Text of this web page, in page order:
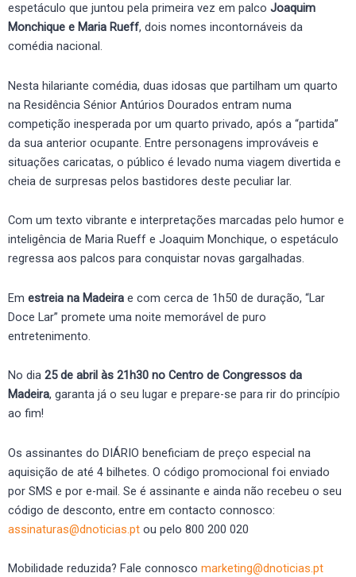
espetáculo que juntou pela primeira vez em palco Joaquim
Monchique e Maria Rueff, dois nomes incontornáveis da
comédia nacional.
Nesta hilariante comédia, duas idosas que partilham um quarto
na Residência Sénior Antúrios Dourados entram numa
competição inesperada por um quarto privado, após a “partida”
da sua anterior ocupante. Entre personagens improváveis e
situações caricatas, o público é levado numa viagem divertida e
cheia de surpresas pelos bastidores deste peculiar lar.
Com um texto vibrante e interpretações marcadas pelo humor e
inteligência de Maria Rueff e Joaquim Monchique, o espetáculo
regressa aos palcos para conquistar novas gargalhadas.
Em estreia na Madeira e com cerca de 1h50 de duração, “Lar
Doce Lar” promete uma noite memorável de puro
entretenimento.
No dia 25 de abril às 21h30 no Centro de Congressos da
Madeira, garanta já o seu lugar e prepare-se para rir do princípio
ao fim!
Os assinantes do DIÁRIO beneficiam de preço especial na
aquisição de até 4 bilhetes. O código promocional foi enviado
por SMS e por e-mail. Se é assinante e ainda não recebeu o seu
código de desconto, entre em contacto connosco:
assinaturas@dnoticias.pt ou pelo 800 200 020
Mobilidade reduzida? Fale connosco marketing@dnoticias.pt